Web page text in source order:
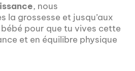
, nous
la grossesse et jusqu’aux
pour que tu vives cette
et en équilibre physique